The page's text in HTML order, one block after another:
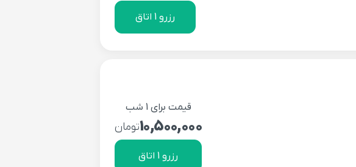
رزرو 1 اتاق
قیمت برای 1 شب
10,500,000تومان
رزرو 1 اتاق